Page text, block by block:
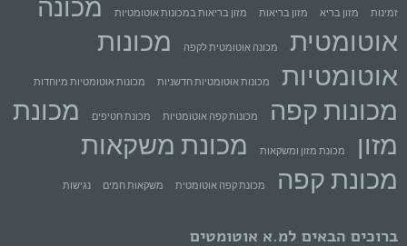
זמינות מזון בריא מזון בריאות מזון בריאות במכונות אוטומטיות
אוטומטית
מכונה אוטומטית לקפה
מכונות
אוטומטיות
מכונות אוטומטיות חדשניות מכונות אוטומטיות מיוחדות
מכונות קפה מכונות קפה אוטומטיות מכונת חטיפים
מכונת
מזון
מכונת מזון ומשקאות
מכונת משקאות
מכונת קפה
מכונת קפה אוטומטית משקאות חמים נגישות
ברוכים הבאים למ.א אוטומטים